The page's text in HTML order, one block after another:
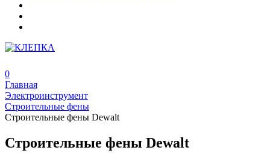
0
Главная
Электроинструмент
Строительные фены
Строительные фены Dewalt
Строительные фены Dewalt